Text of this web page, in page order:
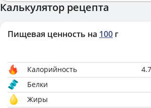
Калькулятор рецепта
Пищевая ценность на 100 г
Калорийность 4.7
Белки
Жиры